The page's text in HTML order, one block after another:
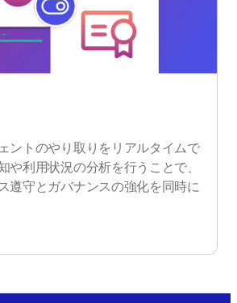
ントのやり取りをリアルタイムで
や利用状況の分析を行うことで、
遵守とガバナンスの強化を同時に